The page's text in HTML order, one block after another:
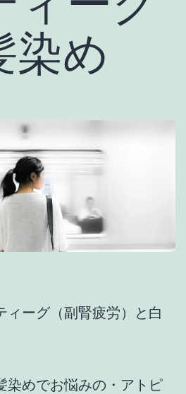
染め
ィーグ（副腎疲労）と白
染めでお悩みの・アトピ